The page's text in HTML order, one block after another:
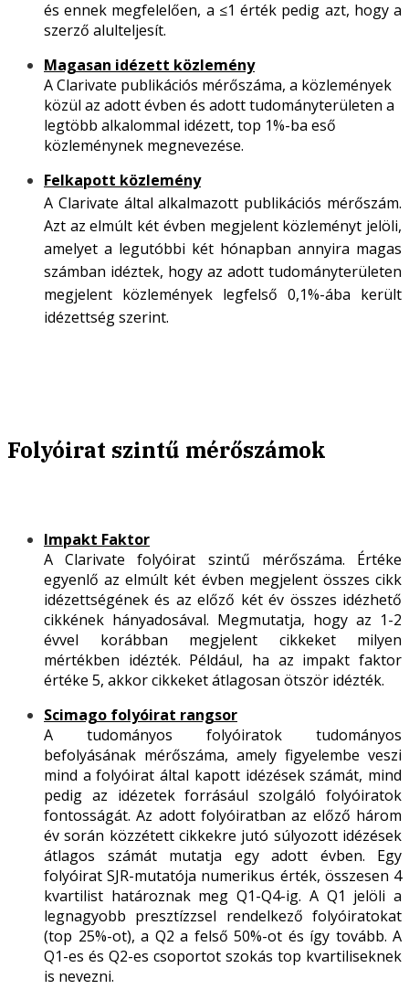
és ennek megfelelően, a ≤1 érték pedig azt, hogy a
szerző alulteljesít.
Magasan idézett közlemény
A Clarivate publikációs mérőszáma, a közlemények
közül az adott évben és adott tudományterületen a
legtöbb alkalommal idézett, top 1%-ba eső
közleménynek megnevezése.
Felkapott közlemény
A Clarivate által alkalmazott publikációs mérőszám.
Azt az elmúlt két évben megjelent közleményt jelöli,
amelyet a legutóbbi két hónapban annyira magas
számban idéztek, hogy az adott tudományterületen
megjelent közlemények legfelső 0,1%-ába került
idézettség szerint.
Folyóirat szintű mérőszámok
Impakt Faktor
A Clarivate folyóirat szintű mérőszáma. Értéke
egyenlő az elmúlt két évben megjelent összes cikk
idézettségének és az előző két év összes idézhető
cikkének hányadosával. Megmutatja, hogy az 1-2
évvel korábban megjelent cikkeket milyen
mértékben idézték. Például, ha az impakt faktor
értéke 5, akkor cikkeket átlagosan ötször idézték.
Scimago folyóirat rangsor
A tudományos folyóiratok tudományos
befolyásának mérőszáma, amely figyelembe veszi
mind a folyóirat által kapott idézések számát, mind
pedig az idézetek forrásául szolgáló folyóiratok
fontosságát. Az adott folyóiratban az előző három
év során közzétett cikkekre jutó súlyozott idézések
átlagos számát mutatja egy adott évben. Egy
folyóirat SJR-mutatója numerikus érték, összesen 4
kvartilist határoznak meg Q1-Q4-ig. A Q1 jelöli a
legnagyobb presztízzsel rendelkező folyóiratokat
(top 25%-ot), a Q2 a felső 50%-ot és így tovább. A
Q1-es és Q2-es csoportot szokás top kvartiliseknek
is nevezni.